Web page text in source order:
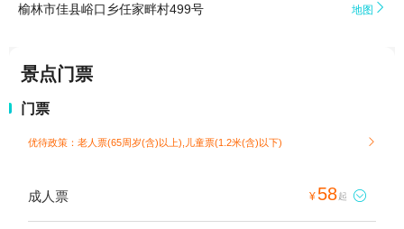
榆林市佳县峪口乡任家畔村499号 地图 
景点门票
门票
优待政策：老人票(65周岁(含)以上),儿童票(1.2米(含)以下) 
成人票 ¥ 58起 